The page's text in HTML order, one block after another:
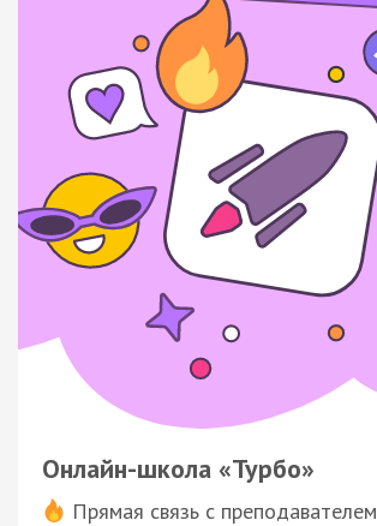
Онлайн-школа «Турбо»
Прямая связь с преподавателем